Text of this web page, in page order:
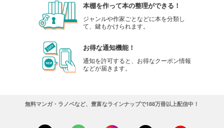
本棚を作って本の整理ができる！
ジャンルや作家ごとなどに本を分類し
て、鍵もかけられます。
お得な通知機能！
通知を許可すると、お得なクーポン情報
などが届きます。
無料マンガ・ラノベなど、豊富なラインナップで188万冊以上配信中！